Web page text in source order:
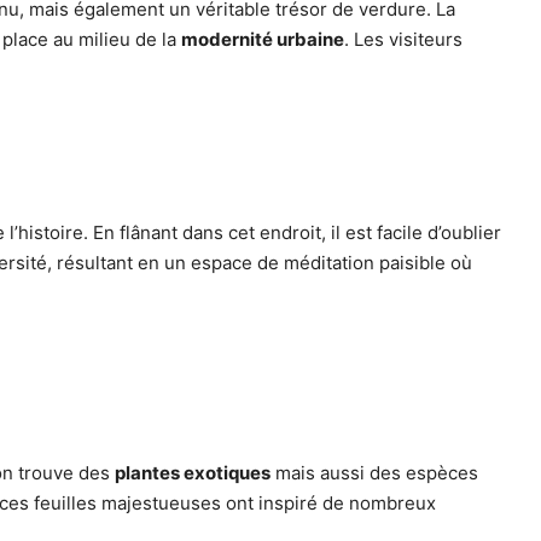
mais également un véritable trésor de verdure. La
au milieu de la modernité urbaine. Les visiteurs
En flânant dans cet endroit, il est facile d’oublier
résultant en un espace de méditation paisible où
trouve des plantes exotiques mais aussi des espèces
feuilles majestueuses ont inspiré de nombreux